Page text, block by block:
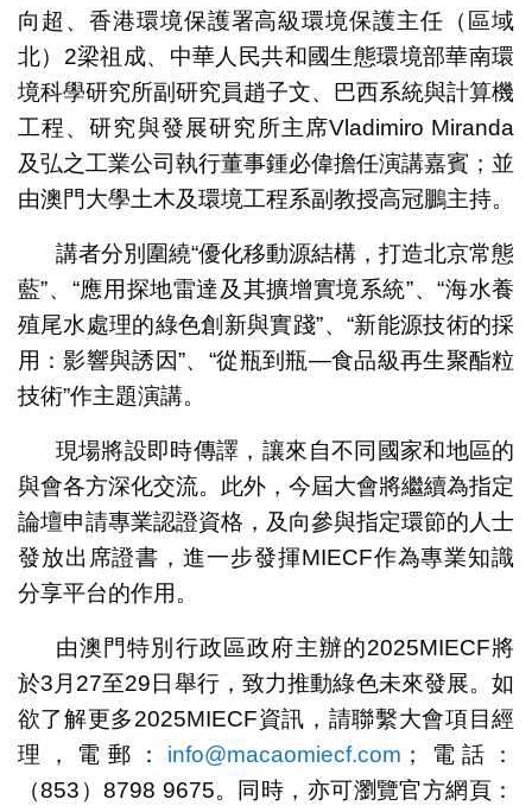
向超、香港環境保護署高級環境保護主任（區域
北）2梁祖成、中華人民共和國生態環境部華南環
境科學研究所副研究員趙子文、巴西系統與計算機
工程、研究與發展研究所主席Vladimiro Miranda
及弘之工業公司執行董事鍾必偉擔任演講嘉賓；並
由澳門大學土木及環境工程系副教授高冠鵬主持。
講者分別圍繞“優化移動源結構，打造北京常態
藍”、“應用探地雷達及其擴增實境系統”、“海水養
殖尾水處理的綠色創新與實踐”、“新能源技術的採
用：影響與誘因”、“從瓶到瓶—食品級再生聚酯粒
技術”作主題演講。
現場將設即時傳譯，讓來自不同國家和地區的
與會各方深化交流。此外，今屆大會將繼續為指定
論壇申請專業認證資格，及向參與指定環節的人士
發放出席證書，進一步發揮MIECF作為專業知識
分享平台的作用。
由澳門特別行政區政府主辦的2025MIECF將
於3月27至29日舉行，致力推動綠色未來發展。如
欲了解更多2025MIECF資訊，請聯繫大會項目經
理，電郵： info@macaomiecf.com ；電話：
（853）8798 9675。同時，亦可瀏覽官方網頁：